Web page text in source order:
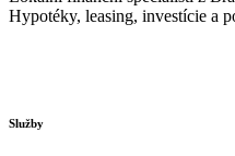
Hypotéky, leasing, investície a
Služby